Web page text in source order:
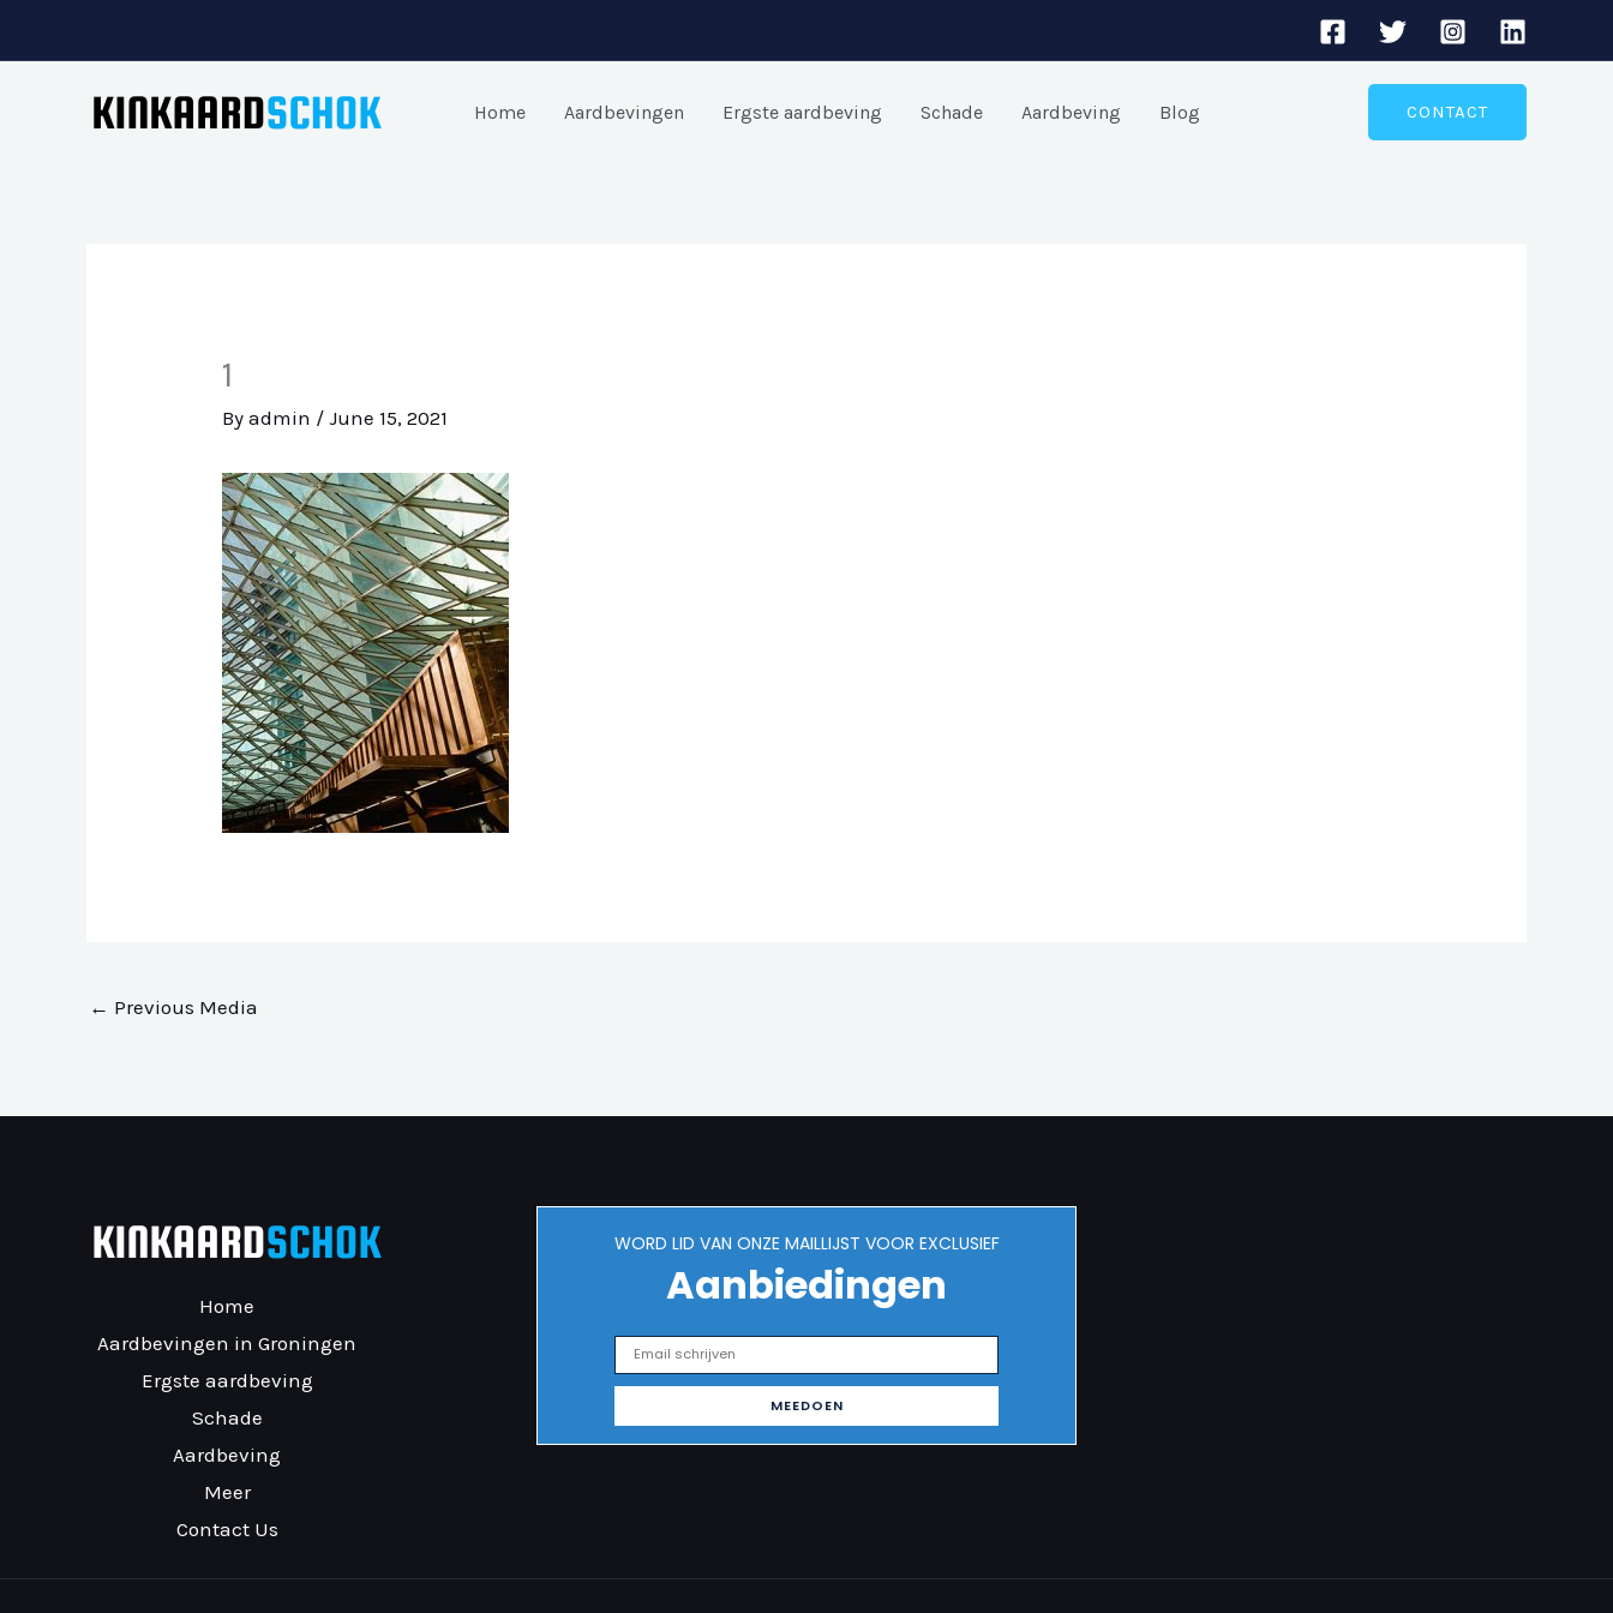
to
Home Aardbevingen Ergste aardbeving Schade Aardbeving Blog CONTACT
1
Byadmin /June 15, 2021
← Previous Media
Home
Aardbevingen in Groningen
Ergste aardbeving
Schade
Aardbeving
Meer
Contact Us
WORD LID VAN ONZE MAILLIJST VOOR EXCLUSIEF
Aanbiedingen